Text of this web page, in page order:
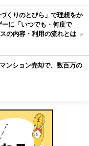
くりのとびら」で理想をか
に「いつでも・何度で
の内容・利用の流れとは [P
ンション売却で、数百万の